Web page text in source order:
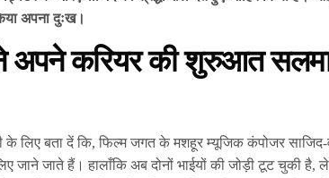
अपना दुःख।
अपने करियर की शुरुआत
के लिए बता दें कि, फिल्म जगत के मशहूर म्यूजिक कंपोजर साजिद-
जाने जाते हैं। हालाँकि अब दोनों भाईयों की जोड़ी टूट चुकी है,